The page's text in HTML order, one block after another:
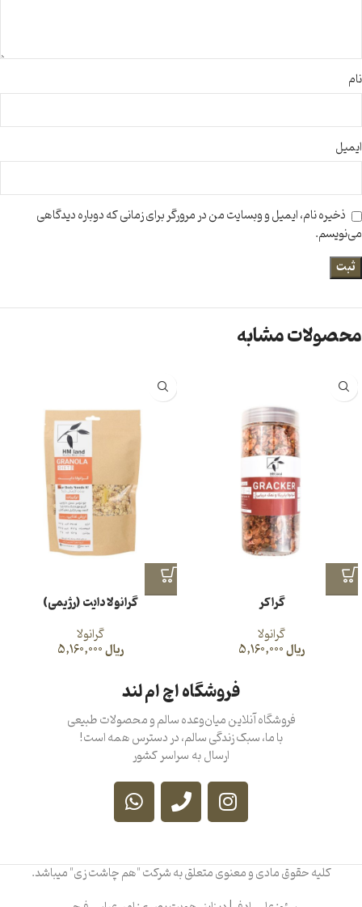
نام
ایمیل
ذخیره نام، ایمیل و وبسایت من در مرورگر برای زمانی که دوباره دیدگاهی
می‌نویسم.
محصولات مشابه
گراکر
گرانولا
ریال
گرانولا دایت (رژیمی)
گرانولا
ریال
فروشگاه اچ ام لند
فروشگاه آنلاین میان‌وعده سالم و محصولات طبیعی
با ما، سبک زندگی سالم، در دسترس همه است!
ارسال به سراسر کشور
کلیه حقوق مادی و معنوی متعلق به شرکت "هم چاشت زی" میباشد.